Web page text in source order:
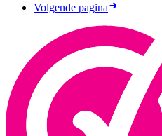
Volgende pagina